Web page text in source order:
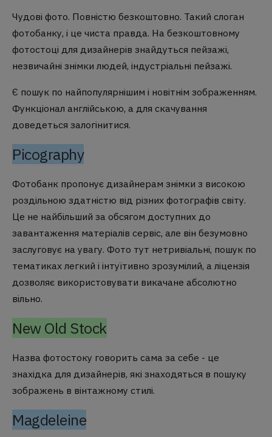
Чудові фото. Повністю безкоштовно. Такий слоган
фотобанку, і це чиста правда. На безкоштовному
фотостоці для дизайнерів знайдуться пейзажі,
незвичайні знімки людей, індустріальні пейзажі.
Є пошук по найпопулярнішим і новітнім зображенням.
Функціонал англійською, а для скачування
доведеться залогінитися.
Picography
Фотобанк пропонує дизайнерам знімки з високою
роздільною здатністю від різних фотографів світу.
Це не найбільший за обсягом доступних до
завантаження матеріалів сервіс, але він безумовно
заслуговує на увагу. Фото тут нетривіальні, пошук по
тематиках легкий і інтуїтивно зрозумілий, а ліцензія
дозволяє використовувати викачане абсолютно
вільно.
New Old Stock
Назва фотостоку говорить сама за себе - це
знахідка для дизайнерів, які знаходяться в пошуку
зображень в вінтажному стилі.
Magdeleine